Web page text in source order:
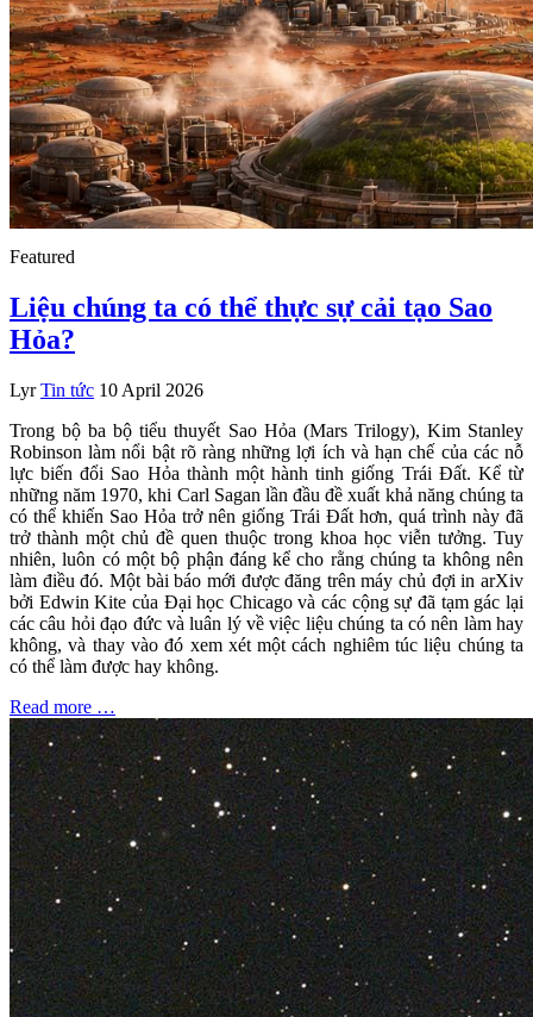
Featured
Liệu chúng ta có thể thực sự cải tạo Sao
Hỏa?
Lyr Tin tức 10 April 2026
Trong bộ ba bộ tiểu thuyết Sao Hỏa (Mars Trilogy), Kim Stanley
Robinson làm nổi bật rõ ràng những lợi ích và hạn chế của các nỗ
lực biến đổi Sao Hỏa thành một hành tinh giống Trái Đất. Kể từ
những năm 1970, khi Carl Sagan lần đầu đề xuất khả năng chúng ta
có thể khiến Sao Hỏa trở nên giống Trái Đất hơn, quá trình này đã
trở thành một chủ đề quen thuộc trong khoa học viễn tưởng. Tuy
nhiên, luôn có một bộ phận đáng kể cho rằng chúng ta không nên
làm điều đó. Một bài báo mới được đăng trên máy chủ đợi in arXiv
bởi Edwin Kite của Đại học Chicago và các cộng sự đã tạm gác lại
các câu hỏi đạo đức và luân lý về việc liệu chúng ta có nên làm hay
không, và thay vào đó xem xét một cách nghiêm túc liệu chúng ta
có thể làm được hay không.
Read more …